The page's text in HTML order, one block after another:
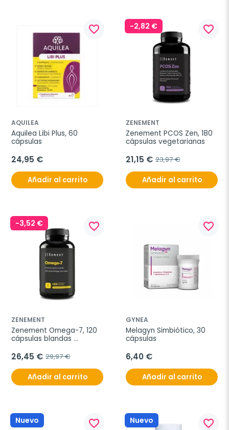
favorite_border
AQUILEA
Aquilea Libi Plus, 60
cápsulas
24,95 €
Añadir al carrito
-2,82 € favorite_border
ZENEMENT
Zenement PCOS Zen, 180
cápsulas vegetarianas
21,15 € 23,97 €
Añadir al carrito
-3,52 € favorite_border
ZENEMENT
Zenement Omega-7, 120
cápsulas blandas
26,45 € 29,97 €
Añadir al carrito
favorite_border
GYNEA
Melagyn Simbiótico, 30
cápsulas
6,40 €
Añadir al carrito
Nuevo favorite_border Nuevo favorite_border